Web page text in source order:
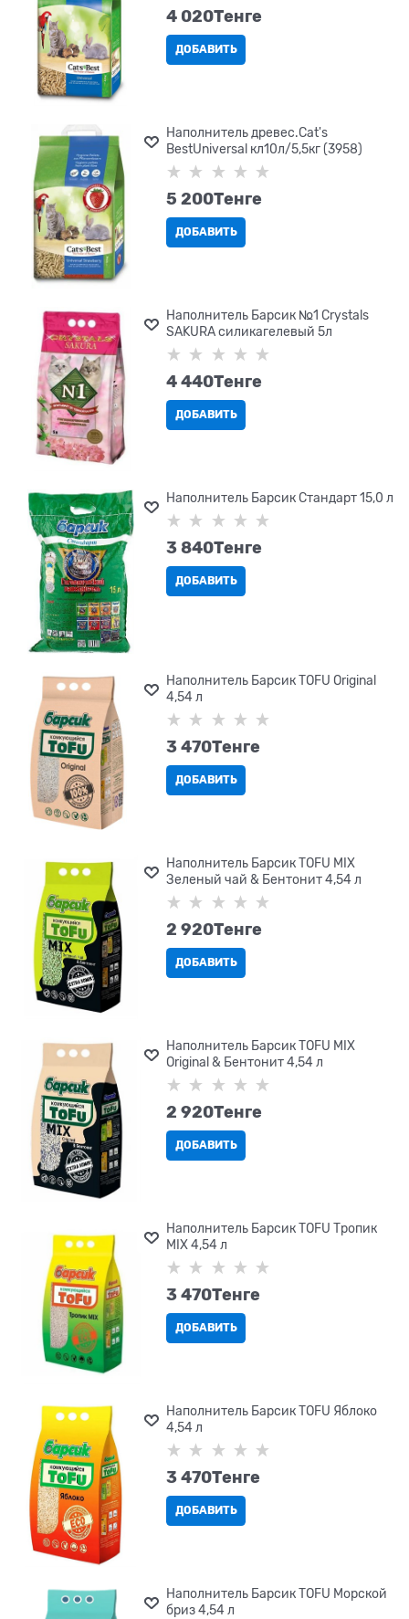
4 020Tенге
ДОБАВИТЬ
Наполнитель древес.Cat's
BestUniversal кл10л/5,5кг (3958)
5 200Tенге
ДОБАВИТЬ
Наполнитель Барсик №1 Crystals
SAKURA силикагелевый 5л
4 440Tенге
ДОБАВИТЬ
Наполнитель Барсик Стандарт 15,0 л
3 840Tенге
ДОБАВИТЬ
Наполнитель Барсик TOFU Original
4,54 л
3 470Tенге
ДОБАВИТЬ
Наполнитель Барсик TOFU MIX
Зеленый чай & Бентонит 4,54 л
2 920Tенге
ДОБАВИТЬ
Наполнитель Барсик TOFU MIX
Original & Бентонит 4,54 л
2 920Tенге
ДОБАВИТЬ
Наполнитель Барсик TOFU Тропик
MIX 4,54 л
3 470Tенге
ДОБАВИТЬ
Наполнитель Барсик TOFU Яблоко
4,54 л
3 470Tенге
ДОБАВИТЬ
Наполнитель Барсик TOFU Морской
бриз 4,54 л